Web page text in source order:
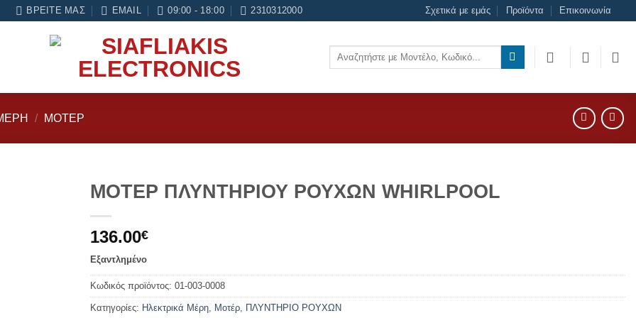
και 6 μήνες εγγύηση σε κάθε εργασία Service
ΒΡΕΊΤΕ ΜΑΣ EMAIL 09:00 - 18:00 2310312000 Σχετικά με εμάς Προϊόντα Επικοινωνία
Αναζήτηση
/ ΜΟΤΈΡ
ΜΟΤΕΡ ΠΛΥΝΤΗΡΙΟΥ ΡΟΥΧΩΝ WHIRLPOOL
136.00€
Εξαντλημένο
Κωδικός προϊόντος: 01-003-0008
Κατηγορίες: Ηλεκτρικά Μέρη Μοτέρ ΠΛΥΝΤΗΡΙΟ ΡΟΥΧΩΝ